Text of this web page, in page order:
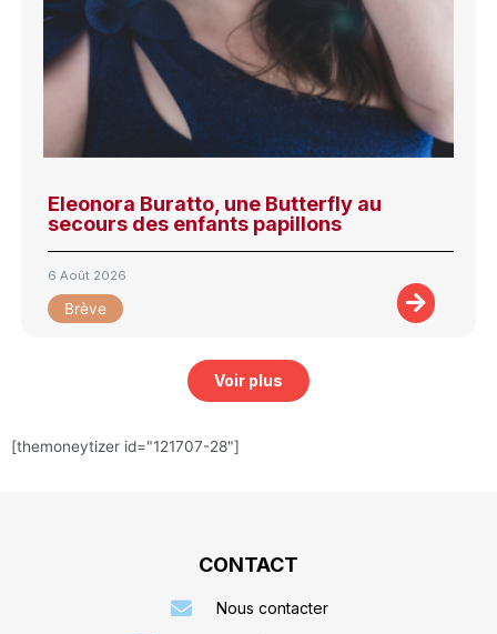
Eleonora Buratto, une Butterfly au
secours des enfants papillons
6 Août 2026
Brève
Voir plus
[themoneytizer id="121707-28"]
CONTACT
Nous contacter